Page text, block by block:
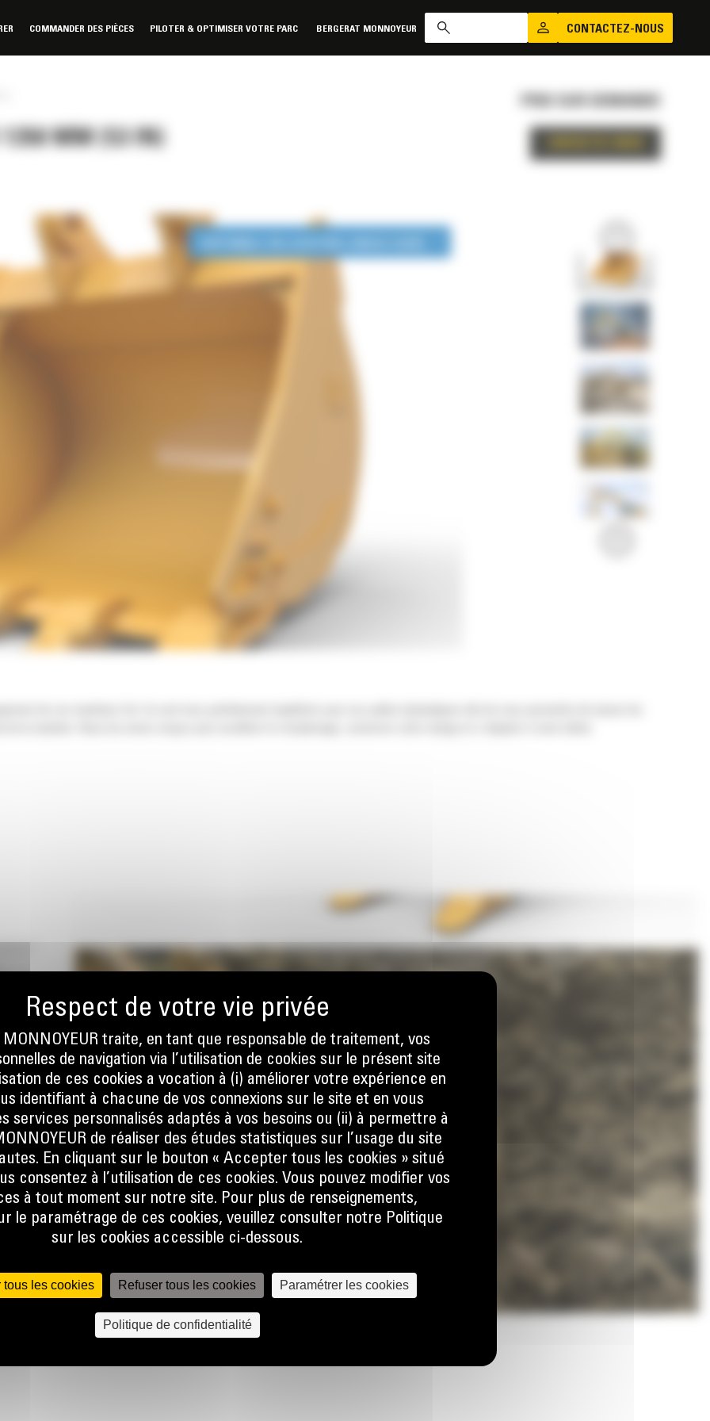
COMMANDER DES PIÈCES PILOTER & OPTIMISER VOTRE PARC BERGERAT MONNOYEUR CONTACTEZ-NOUS
MM (53 IN)
que
la
le flux
talon
ce
MONNOYEUR traite, en tant que responsable de traitement, vos
de navigation via l’utilisation de cookies sur le présent site
de ces cookies a vocation à (i) améliorer votre expérience en
identifiant à chacune de vos connexions sur le site et en vous
services personnalisés adaptés à vos besoins ou (ii) à permettre à
de réaliser des études statistiques sur l’usage du site
En cliquant sur le bouton « Accepter tous les cookies » situé
consentez à l’utilisation de ces cookies. Vous pouvez modifier vos
à tout moment sur notre site. Pour plus de renseignements,
le paramétrage de ces cookies, veuillez consulter notre Politique
sur les cookies accessible ci-dessous.
tous les cookies Refuser tous les cookies Paramétrer les cookies
Politique de confidentialité